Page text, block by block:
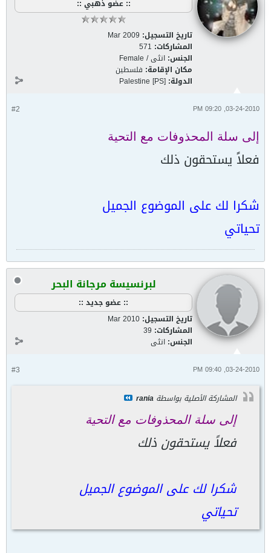
:: عضو ذهبي ::
تاريخ التسجيل: Mar 2009
المشاركات: 571
الجنس: انثى / Female
مكان الإقامة: فلسطين
الدولة: Palestine [PS]
#2 03-24-2010, 09:20 PM
إلى سلة المحذوفات مع التحية
فعلاً يستحقون ذلك
شكرا لك على الموضوع الجميل
تحياتي
لبرنسيسة مرجانة البحر
:: عضو جديد ::
تاريخ التسجيل: Mar 2010
المشاركات: 39
الجنس: انثى
#3 03-24-2010, 09:40 PM
المشاركة الأصلية بواسطة rania
إلى سلة المحذوفات مع التحية
فعلاً يستحقون ذلك
شكرا لك على الموضوع الجميل
تحياتي